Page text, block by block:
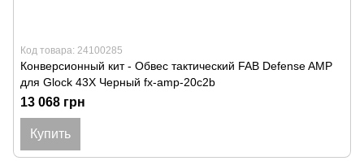
Код товара: 24100285
Конверсионный кит - Обвес тактический FAB Defense AMP
для Glock 43X Черный fx-amp-20c2b
13 068 грн
Купить